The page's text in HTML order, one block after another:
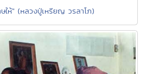
ให้" (หลวงปู่เหรียญ วรลาโภ)